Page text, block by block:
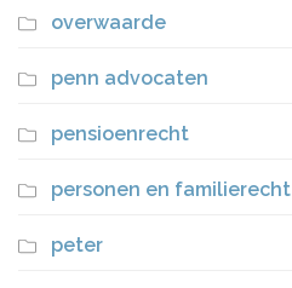
overwaarde
penn advocaten
pensioenrecht
personen en familierecht
peter